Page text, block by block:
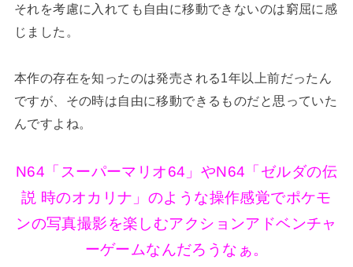
それを考慮に入れても自由に移動できないのは窮屈に感
じました。
本作の存在を知ったのは発売される1年以上前だったん
ですが、その時は自由に移動できるものだと思っていた
んですよね。
N64「スーパーマリオ64」やN64「ゼルダの伝
説 時のオカリナ」のような操作感覚でポケモ
ンの写真撮影を楽しむアクションアドベンチャ
ーゲームなんだろうなぁ。